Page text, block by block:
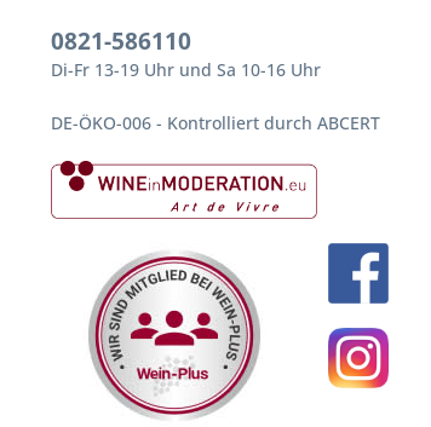
0821-586110
Di-Fr 13-19 Uhr und Sa 10-16 Uhr
DE-ÖKO-006 - Kontrolliert durch ABCERT